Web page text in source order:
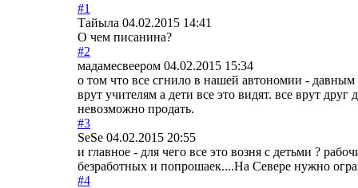
#1
Тайыла 04.02.2015 14:41
О чем писанина?
#2
мадамесвеером 04.02.2015 15:34
о том что все сгнило в нашей автономии -
врут учителям а дети все это видят. все врут
невозможно продать.
#3
SeSe 04.02.2015 20:55
и главное - для чего все это возня с детьми ?
безработных и попрошаек....На Севере нужно
#4